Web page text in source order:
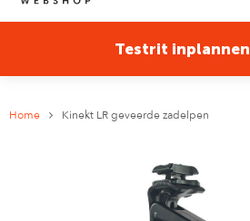
Testrit inplannen
Home Kinekt LR geveerde zadelpen